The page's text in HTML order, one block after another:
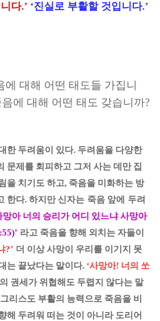
다.’ ‘진실로 부활할 것입니다.’
대해 어떤 태도들 가집니
에 대해 어떤 태도 갖습니까?
한 두려움이 있다. 두려움을 다양한
문제를 회피하고 그저 사는 데만 집
을 치기도 하고, 죽음을 미화하는 방
한다. 하지만 신자는 죽음 앞에
두려
망아 너의 승리가 어디 있느냐 사망아
라고 죽음을 향해 외치는 자들이
?’ 더 이상 사망이 우리를 이기지 못
는 끝났다는 말이다. ‘사망아! 너의 쏘
권세가 위협해도 두렵지 않다는 말
리스도 부활의 능력으로 죽음을 비
해 두려워 떠는 것이 아니라 도리어